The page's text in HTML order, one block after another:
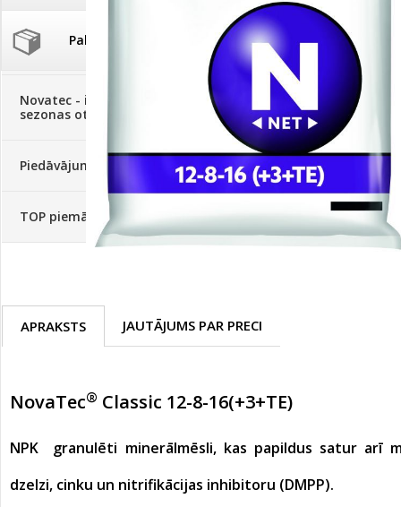
Palīglīdzekļi augu audzēšanai(72)
Klientu Diena
Novatec - izcils mēslošanai arī
sezonas otrajā pusē!
Piedāvājums ābeļdārziem
TOP piemājas dārzam 2024
APRAKSTS JAUTĀJUMS PAR PRECI
NovaTec® Classic 12-8-16(+3+TE)
NPK granulēti minerālmēsli, kas papildus satur arī
dzelzi, cinku un nitrifikācijas inhibitoru (DMPP).